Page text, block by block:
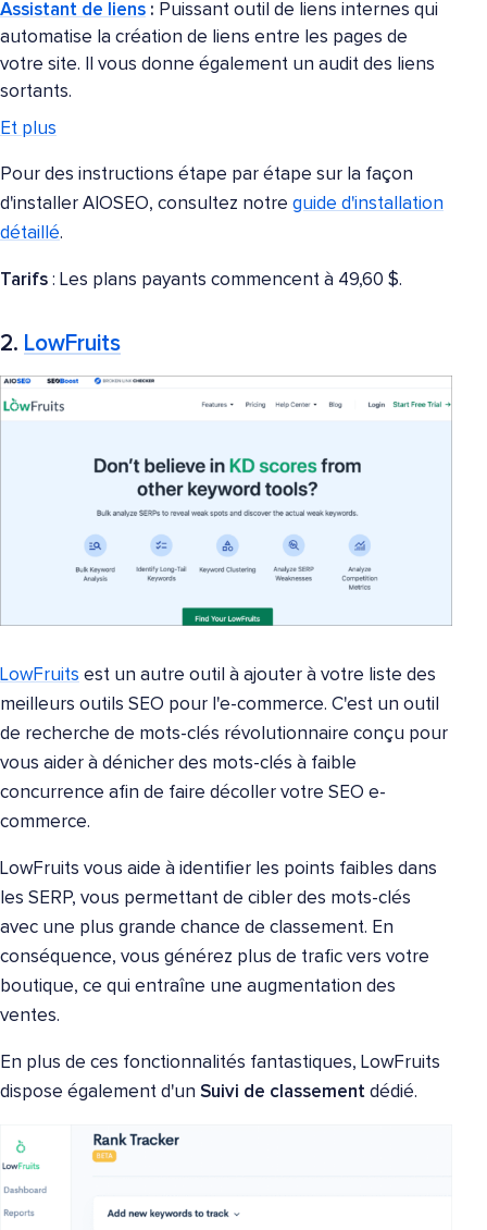
Assistant de liens : Puissant outil de liens internes qui
automatise la création de liens entre les pages de
votre site. Il vous donne également un audit des liens
sortants.
Et plus
Pour des instructions étape par étape sur la façon
d'installer AIOSEO, consultez notre guide d'installation
détaillé.
Tarifs : Les plans payants commencent à 49,60 $.
2. LowFruits
LowFruits est un autre outil à ajouter à votre liste des
meilleurs outils SEO pour l'e-commerce. C'est un outil
de recherche de mots-clés révolutionnaire conçu pour
vous aider à dénicher des mots-clés à faible
concurrence afin de faire décoller votre SEO e-
commerce.
LowFruits vous aide à identifier les points faibles dans
les SERP, vous permettant de cibler des mots-clés
avec une plus grande chance de classement. En
conséquence, vous générez plus de trafic vers votre
boutique, ce qui entraîne une augmentation des
ventes.
En plus de ces fonctionnalités fantastiques, LowFruits
dispose également d'un Suivi de classement dédié.